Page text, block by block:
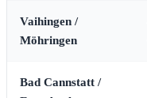
Vaihingen /
Möhringen
Bad Cannstatt /